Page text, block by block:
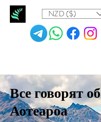
NZD ($)
Все говорят об
Аотеароа